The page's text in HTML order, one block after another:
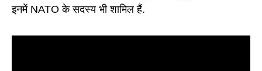
इनमें NATO के सदस्य भी शामिल हैं.